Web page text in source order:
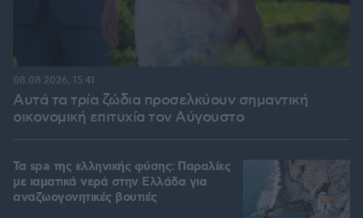
Αυτά τα τρία ζώδια προσελκύουν σημαντική
οικονομική επιτυχία τον Αύγουστο
08.08.2026, 15:41
Τα spa της ελληνικής φύσης: Παραλίες
με ιαματικά νερά στην Ελλάδα για
αναζωογονητικές βουτιές